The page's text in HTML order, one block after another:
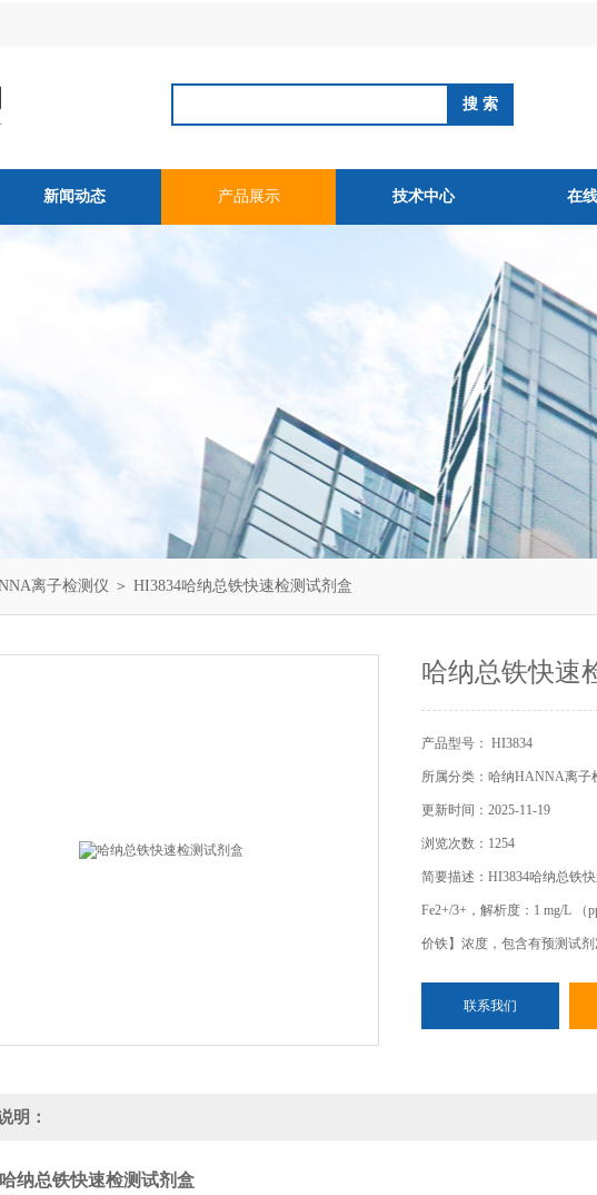
新闻动态 产品展示 技术中心 在
离子检测仪 ＞ HI3834哈纳总铁快速检测试剂盒
哈纳总铁快速
产品型号： HI3834
所属分类：哈纳HANNA离子
更新时间：2025-11-19
浏览次数：1254
简要描述：HI3834哈纳总铁快
Fe2+/3+，解析度：1 mg/L
价铁】浓度，包含有预测试剂
联系我们
明：
纳总铁快速检测试剂盒